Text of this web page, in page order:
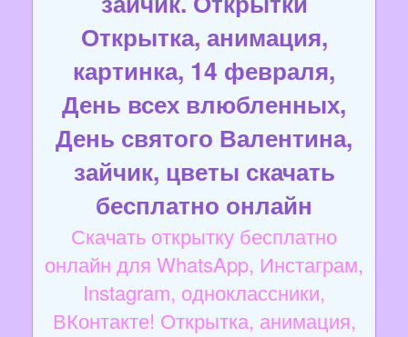
Открытка, анимация,
картинка, 14 февраля,
День всех влюбленных,
День святого Валентина,
зайчик, цветы скачать
бесплатно онлайн
Скачать открытку бесплатно
онлайн для WhatsApp, Инстаграм,
Instagram, одноклассники,
ВКонтакте! Открытка, анимация,